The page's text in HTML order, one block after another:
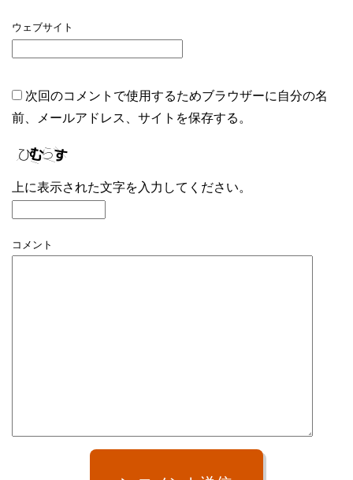
ウェブサイト
次回のコメントで使用するためブラウザーに自分の名
前、メールアドレス、サイトを保存する。
上に表示された文字を入力してください。
コメント